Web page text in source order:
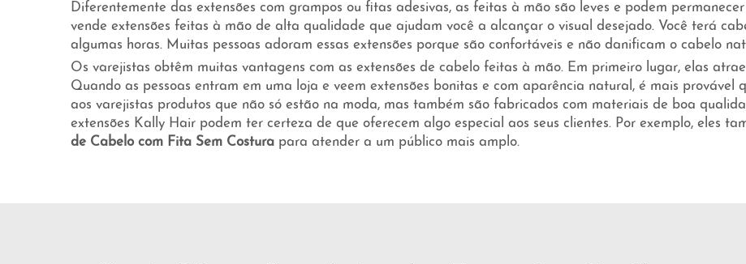
Diferentemente das extensões com grampos ou fitas adesivas, as feitas à mão são leves e podem
vende extensões feitas à mão de alta qualidade que ajudam você a alcançar o visual desejado. Você terá
algumas horas. Muitas pessoas adoram essas extensões porque são confortáveis e não danificam o cabelo
Os varejistas obtêm muitas vantagens com as extensões de cabelo feitas à mão. Em primeiro lugar, elas
Quando as pessoas entram em uma loja e veem extensões bonitas e com aparência natural, é mais
aos varejistas produtos que não só estão na moda, mas também são fabricados com materiais de boa
extensões Kally Hair podem ter certeza de que oferecem algo especial aos seus clientes. Por exemplo, eles
de Cabelo com Fita Sem Costura para atender a um público mais amplo.